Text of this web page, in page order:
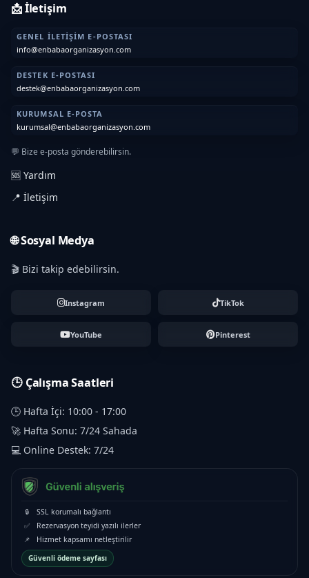
📩 İletişim
GENEL İLETIŞIM E-POSTASI
info@enbabaorganizasyon.com
DESTEK E-POSTASI
destek@enbabaorganizasyon.com
KURUMSAL E-POSTA
kurumsal@enbabaorganizasyon.com
💬 Bize e-posta gönderebilirsin.
🆘 Yardım
📍 İletişim
🌐 Sosyal Medya
🎬 Bizi takip edebilirsin.
Instagram TikTok
YouTube Pinterest
🕒 Çalışma Saatleri
🕒 Hafta İçi: 10:00 - 17:00
🚀 Hafta Sonu: 7/24 Sahada
💻 Online Destek: 7/24
🔒
SSL korumalı bağlantı
✅
Rezervasyon teyidi yazılı ilerler
📌
Hizmet kapsamı netleştirilir
Güvenli ödeme sayfası